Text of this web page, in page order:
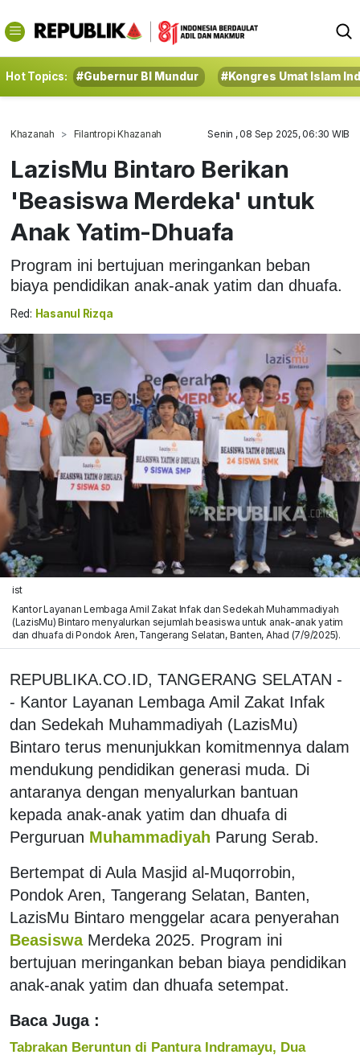
Hot Topics: #Gubernur BI Mundur #Kongres Umat Islam
Khazanah Filantropi Khazanah Senin , 08 Sep 2025, 06:30 WIB
LazisMu Bintaro Berikan
'Beasiswa Merdeka' untuk
Anak Yatim-Dhuafa
Program ini bertujuan meringankan beban
biaya pendidikan anak-anak yatim dan dhuafa.
Red: Hasanul Rizqa
ist
Kantor Layanan Lembaga Amil Zakat Infak dan Sedekah Muhammadiyah
(LazisMu) Bintaro menyalurkan sejumlah beasiswa untuk anak-anak yatim
dan dhuafa di Pondok Aren, Tangerang Selatan, Banten, Ahad (7/9/2025).
REPUBLIKA.CO.ID, TANGERANG SELATAN -
- Kantor Layanan Lembaga Amil Zakat Infak
dan Sedekah Muhammadiyah (LazisMu)
Bintaro terus menunjukkan komitmennya dalam
mendukung pendidikan generasi muda. Di
antaranya dengan menyalurkan bantuan
kepada anak-anak yatim dan dhuafa di
Perguruan Muhammadiyah Parung Serab.
Bertempat di Aula Masjid al-Muqorrobin,
Pondok Aren, Tangerang Selatan, Banten,
LazisMu Bintaro menggelar acara penyerahan
Beasiswa Merdeka 2025. Program ini
bertujuan meringankan beban biaya pendidikan
anak-anak yatim dan dhuafa setempat.
Baca Juga :
Tabrakan Beruntun di Pantura Indramayu, Dua